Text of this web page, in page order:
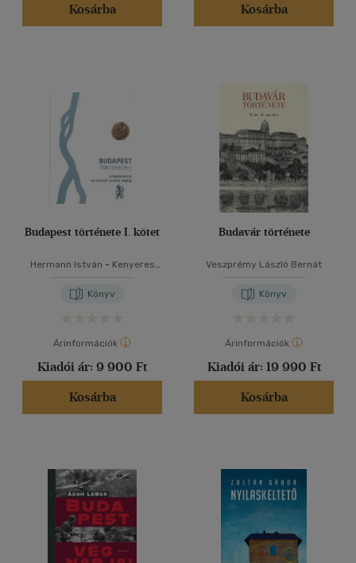
Kosárba
Kosárba
Budapest története I. kötet
Hermann István - Kenyeres
Könyv
Árinformációk
Kiadói ár: 9 900 Ft
Kosárba
Budavár története
Veszprémy László Bernát
Könyv
Árinformációk
Kiadói ár: 19 990 Ft
Kosárba